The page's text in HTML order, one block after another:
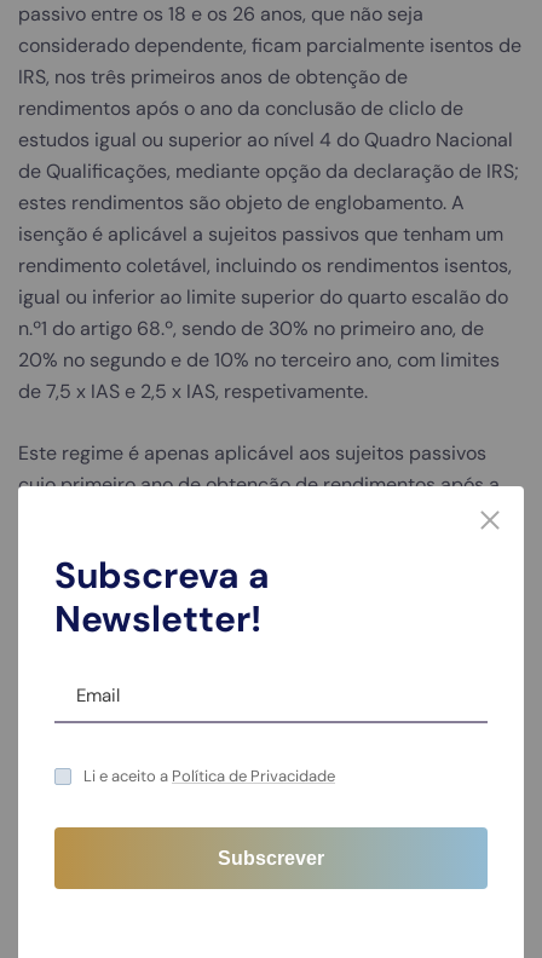
passivo entre os 18 e os 26 anos, que não seja
considerado dependente, ficam parcialmente isentos de
IRS, nos três primeiros anos de obtenção de
rendimentos após o ano da conclusão de cliclo de
estudos igual ou superior ao nível 4 do Quadro Nacional
de Qualificações, mediante opção da declaração de IRS;
estes rendimentos são objeto de englobamento. A
isenção é aplicável a sujeitos passivos que tenham um
rendimento coletável, incluindo os rendimentos isentos,
igual ou inferior ao limite superior do quarto escalão do
n.º1 do artigo 68.º, sendo de 30% no primeiro ano, de
20% no segundo e de 10% no terceiro ano, com limites
de 7,5 x IAS e 2,5 x IAS, respetivamente.
Este regime é apenas aplicável aos sujeitos passivos
cujo primeiro ano de obtenção de rendimentos após a
conclusão de um ciclo de estudos seja o ano de 2020 ou
autorizações legislativas
Detacamos as
Disposições transitórias e
Mantém-se a possibilidade de os sujeitos passivos
inscreverem na Modelo 3 – anexo H, as deduções à
Subscreva a
Newsletter!
Li e aceito a Política de Privacidade